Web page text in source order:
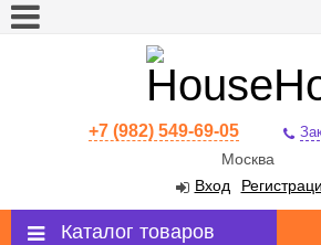
+7 (982) 549-69-05
Москва
Вход
Каталог товаров